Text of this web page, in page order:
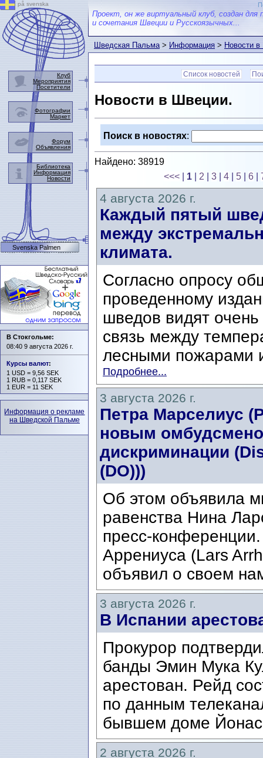
Проект, он же виртуальный клуб, создан для
и сочетания Швеции и Русскоязычных...
Шведская Пальма>Информация>Новости
Список новостей
Новости в Швеции.
Поиск в новостях:
Найдено: 38919
<<<
1 2 3 4 5 6
4 августа 2026 г.
Каждый пятый
между
климата.
Согласно опросу
проведенному
шведов видят
связь между
лесными пожарами
Подробнее...
3 августа 2026 г.
Петра Марселиус
новым
дискриминации
(DO)))
Об этом объявила
равенства Нина
пресс-
Аррениуса (Lars
объявил о своем
3 августа 2026 г.
В Испании
Прокурор
банды Эмин Мука
арестован. Рейд
по данным
бывшем доме
2 августа 2026 г.
på svenska
Клуб
Мероприятия
Посетители
Фотографии
Маркет
Форум
Объявления
Библиотека
Информация
Новости
Svenska Palmen
В Стокгольме:
08:40 9 августа 2026 г.
Курсы валют:
1 USD = 9,56 SEK
1 RUB = 0,117 SEK
1 EUR = 11 SEK
Информация о рекламе
на Шведской Пальме